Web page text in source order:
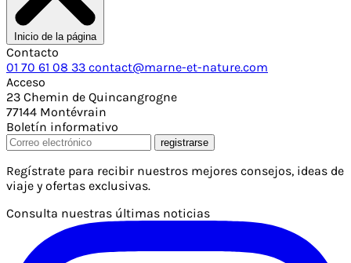
Inicio de la página
Contacto
01 70 61 08 33 contact@marne-et-nature.com
Acceso
23 Chemin de Quincangrogne
77144 Montévrain
Boletín informativo
registrarse
Regístrate para recibir nuestros mejores consejos, ideas de
viaje y ofertas exclusivas.
Consulta nuestras últimas noticias